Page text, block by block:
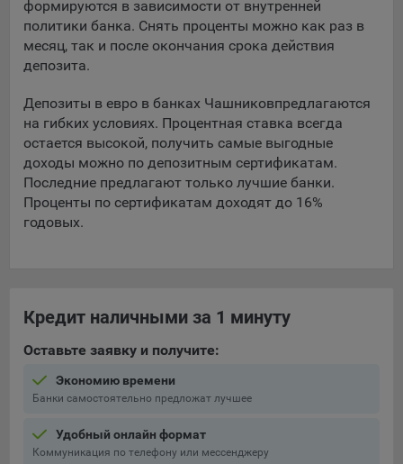
5.4. Создание и предоставление персонализированной
рекламы пользователю.
применяемые при регистрации либо входе в систему, или
для оставления отзыва либо комментария. Данные файлы
cookie используются в целях обеспечения корректной
работы сайтов и полноценного использования его
функционала пользователем, не могут быть отключены в
системах. Вместе с тем, пользователь может настроить
браузер, чтобы он блокировал такие файлы сookie или
уведомлял пользователя об их использовании — но в таком
используются для обеспечения работы некоторых
предпочтений пользователя, в том числе имени
пользователя или выбора языка, и для предотвращения
повторных прохождений опросов пользователями.
пользователей с сайтом.
формируются в зависимости от внутренней
политики банка. Снять проценты можно как раз в
месяц, так и после окончания срока действия
депозита.
Депозиты в евро в банках Чашниковпредлагаются
на гибких условиях. Процентная ставка всегда
остается высокой, получить самые выгодные
доходы можно по депозитным сертификатам.
Последние предлагают только лучшие банки.
Проценты по сертификатам доходят до 16%
годовых.
Кредит наличными за 1 минуту
Оставьте заявку и получите:
Экономию времени
Банки самостоятельно предложат лучшее
Удобный онлайн формат
Коммуникация по телефону или мессенджеру